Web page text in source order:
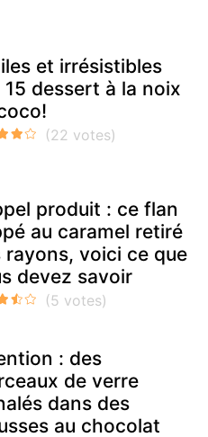
et irrésistibles
15 dessert à la noix
produit : ce flan
au caramel retiré
rayons, voici ce que
devez savoir
: des
de verre
dans des
au chocolat